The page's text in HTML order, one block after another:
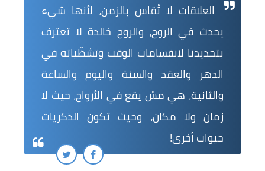
العلاقات لا تُقاس بالزمن، لأنها شيء
يحدث في الروح، والروح خالدة لا تعترف
بتحديدنا لانقسامات الوقت وتشظّياته في
الدهر والعقد والسنة واليوم والساعة
والثانية، هي مسّ يقع في الأرواح، حيث لا
زمان ولا مكان، وحيث تكون الذكريات
حيوات أخرى!